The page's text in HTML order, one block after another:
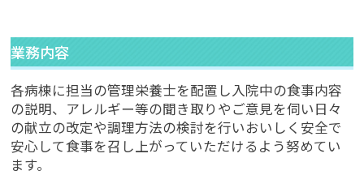
業務内容
各病棟に担当の管理栄養士を配置し入院中の食事内容
の説明、アレルギー等の聞き取りやご意見を伺い日々
の献立の改定や調理方法の検討を行いおいしく安全で
安心して食事を召し上がっていただけるよう努めてい
ます。